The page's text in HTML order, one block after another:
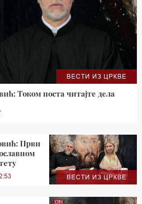
ВЕСТИ ИЗ ЦРКВЕ
Током поста читајте дела
ВЕСТИ ИЗ ЦРКВЕ
Први